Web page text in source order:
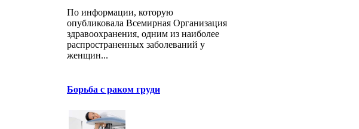
По информации, которую
опубликовала Всемирная Организация
здравоохранения, одним из наиболее
распространенных заболеваний у
женщин...
Борьба с раком груди